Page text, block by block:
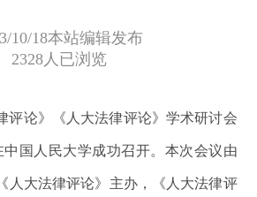
10/18本站编辑发布
2328人已浏览
评论》《人大法律评论》学术研讨会
中国人民大学成功召开。本次会议由
人大法律评论》主办，《人大法律评